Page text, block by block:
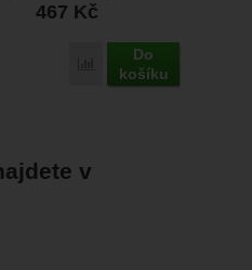
467 Kč
Porovnat
Do
košíku
v